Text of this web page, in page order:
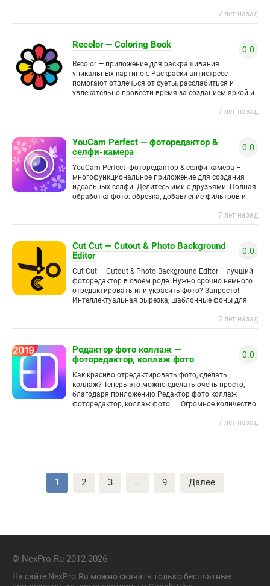
7 лет назад
Recolor — Coloring Book 0.0
Recolor — приложение для раскрашивания
уникальных картинок. Раскраски-антистресс
помогают отвлечься от суеты, расслабиться и
увлекательно провести время за созданием яркой и
7 лет назад
YouCam Perfect — фоторедактор &
селфи-камера
0.0
YouCam Perfect- фоторедактор & селфи-камера –
многофункциональное приложение для создания
идеальных селфи. Делитесь ими с друзьями! Полная
обработка фото: обрезка, добавление фильтров и
7 лет назад
Cut Cut — Cutout & Photo Background
Editor
0.0
Cut Cut — Cutout & Photo Background Editor – лучший
фоторедактор в своем роде. Нужно срочно немного
отредактировать или украсить фото? Запросто!
Интеллектуальная вырезка, шаблонные фоны для
7 лет назад
Редактор фото коллаж —
фоторедактор, коллаж фото
0.0
Как красиво отредактировать фото, сделать
коллаж? Теперь это можно сделать очень просто,
благодаря приложению Редактор фото коллаж –
фоторедактор, коллаж фото. Огромное количество
7 лет назад
Пагинация
записей
1 2 3 … 9 Далее
© NexPro.Ru 2012-2026
На сайте NexPro.Ru можно скачать только бесплатные